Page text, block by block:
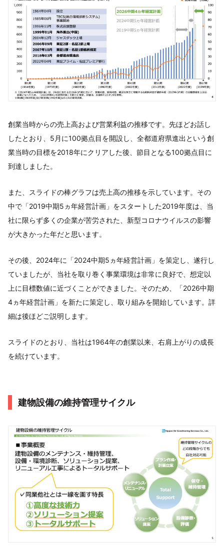
創業当時からの売上高および営業利益の推移です。先ほどお話し
したとおり、5月に100拠点目を開設し、全都道府県進出という創
業当時の目標を2018年にクリアした後、節目となる100拠点目に
到達しました。
また、スライドの棒グラフは売上高の推移を示しています。その
中で「2019中期5ヵ年経営計画」をスタートした2019年度は、当
社に限らず多くの企業が苦労された、新型コロナウイルスの影響
が大きかった年だと思います。
その後、2024年に「2024中期5ヵ年経営計画」を策定し、遂行し
ていましたが、当社を取り巻く事業環境は非常に良好で、想定以
上に目標数値に近づくことができました。そのため、「2026中期
4ヵ年経営計画」を新たに策定し、取り組みを開始しています。詳
細は後ほどご説明します。
スライドのとおり、当社は1964年の創業以来、右肩上がりの成長
を続けています。
建物設備の維持管理サイクル